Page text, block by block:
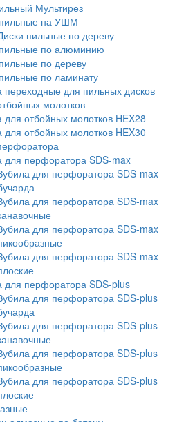
Мультирез
на УШМ
пильные по дереву
по алюминию
по дереву
по ламинату
переходные для пильных дисков
молотков
для отбойных молотков HEX28
для отбойных молотков HEX30
для перфоратора SDS-max
для перфоратора SDS-max
для перфоратора SDS-max
для перфоратора SDS-max
для перфоратора SDS-max
для перфоратора SDS-plus
для перфоратора SDS-plus
для перфоратора SDS-plus
для перфоратора SDS-plus
для перфоратора SDS-plus